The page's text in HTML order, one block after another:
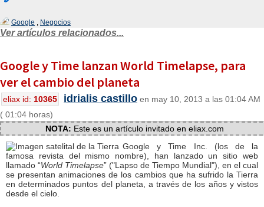
Google , Negocios
Ver artículos relacionados...
Google y Time lanzan World Timelapse, para
ver el cambio del planeta
eliax id: 10365 idrialis castillo en may 10, 2013 a las 01:04 AM
( 01:04 horas)
NOTA: Este es un artículo invitado en eliax.com
Google y Time Inc. (los de la
famosa revista del mismo nombre), han lanzado un sitio web
llamado “World Timelapse” ("Lapso de Tiempo Mundial"), en el cual
se presentan animaciones de los cambios que ha sufrido la Tierra
en determinados puntos del planeta, a través de los años y vistos
desde el cielo.